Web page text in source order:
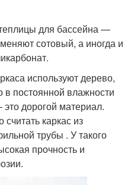
для бассейна —
сотовый, а иногда и
используют дерево,
постоянной влажности
дорогой материал.
каркас из
трубы . У такого
прочность и